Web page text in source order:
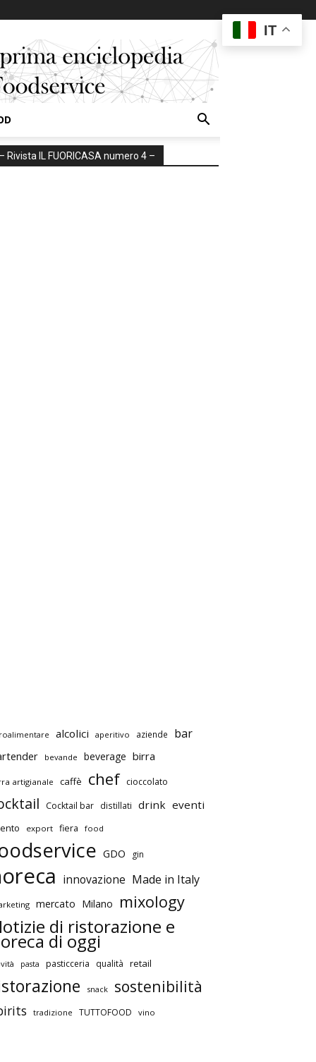
– Rivista IL FUORICASA numero 4 –
alcolici aperitivo aziende bar
bevande beverage birra
artigianale caffè chef cioccolato
Cocktail bar distillati drink eventi
export fiera food
GDO gin
innovazione Made in Italy
mercato Milano mixology
di ristorazione e
di oggi
pasta pasticceria qualità retail
snack sostenibilità
tradizione TUTTOFOOD vino
IT